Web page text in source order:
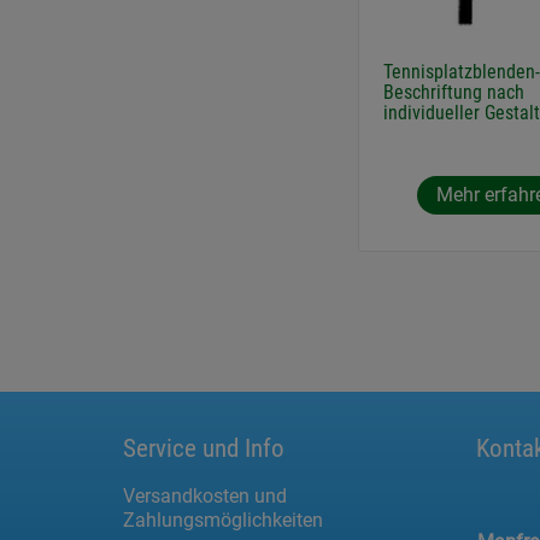
Tennisplatzblenden-
Beschriftung nach
individueller
Mehr
Service und Info
Versandkosten und
Zahlungsmöglichkeiten